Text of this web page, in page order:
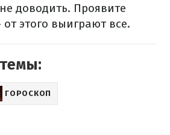
доводить. Проявите
этого выиграют все.
ГОРОСКОП